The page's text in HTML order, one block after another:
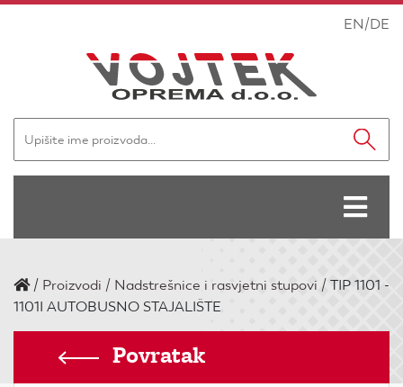
EN/DE
/ Proizvodi Nadstrešnice i rasvjetni stupovi
TIP 1101 -
1101I AUTOBUSNO STAJALIŠTE
Povratak